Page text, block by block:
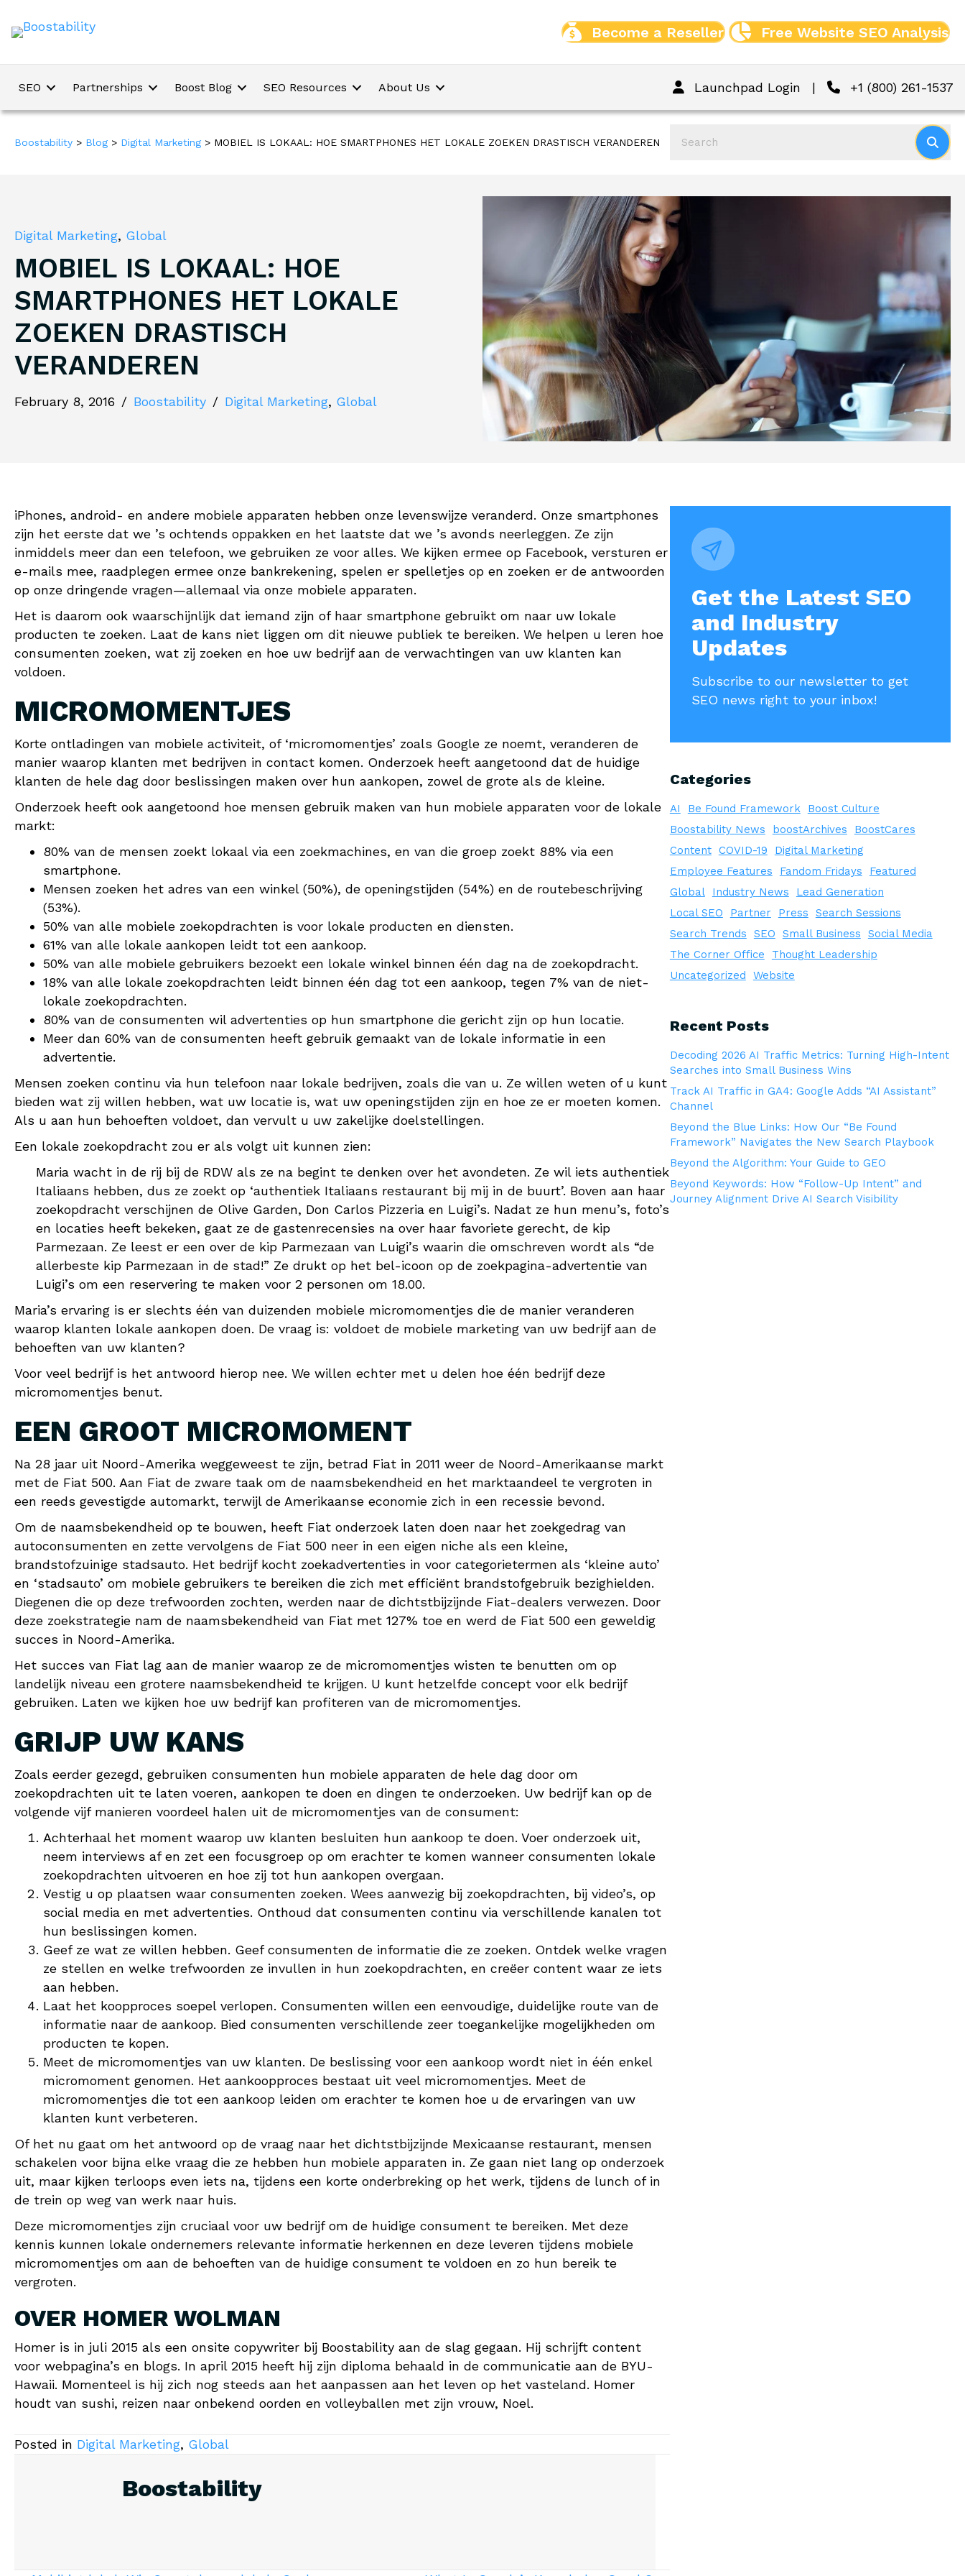
Become a Reseller Free Website SEO Analysis
SEO Partnerships Boost Blog SEO Resources About Us Launchpad Login | +1 (800) 261-1537
Boostability > Blog > Digital Marketing > MOBIEL IS LOKAAL: HOE SMARTPHONES HET LOKALE ZOEKEN DRASTISCH VERANDEREN
Digital Marketing, Global
MOBIEL IS LOKAAL: HOE
SMARTPHONES HET LOKALE
ZOEKEN DRASTISCH
VERANDEREN
February 8, 2016 / Boostability / Digital Marketing, Global
iPhones, android- en andere mobiele apparaten hebben onze levenswijze veranderd. Onze smartphones
zijn het eerste dat we ’s ochtends oppakken en het laatste dat we ’s avonds neerleggen. Ze zijn
inmiddels meer dan een telefoon, we gebruiken ze voor alles. We kijken ermee op Facebook, versturen er
e-mails mee, raadplegen ermee onze bankrekening, spelen er spelletjes op en zoeken er de antwoorden
op onze dringende vragen—allemaal via onze mobiele apparaten.
Het is daarom ook waarschijnlijk dat iemand zijn of haar smartphone gebruikt om naar uw lokale
producten te zoeken. Laat de kans niet liggen om dit nieuwe publiek te bereiken. We helpen u leren hoe
consumenten zoeken, wat zij zoeken en hoe uw bedrijf aan de verwachtingen van uw klanten kan
voldoen.
MICROMOMENTJES
Korte ontladingen van mobiele activiteit, of ‘micromomentjes’ zoals Google ze noemt, veranderen de
manier waarop klanten met bedrijven in contact komen. Onderzoek heeft aangetoond dat de huidige
klanten de hele dag door beslissingen maken over hun aankopen, zowel de grote als de kleine.
Onderzoek heeft ook aangetoond hoe mensen gebruik maken van hun mobiele apparaten voor de lokale
markt:
80% van de mensen zoekt lokaal via een zoekmachines, en van die groep zoekt 88% via een
smartphone.
Mensen zoeken het adres van een winkel (50%), de openingstijden (54%) en de routebeschrijving
(53%).
50% van alle mobiele zoekopdrachten is voor lokale producten en diensten.
61% van alle lokale aankopen leidt tot een aankoop.
50% van alle mobiele gebruikers bezoekt een lokale winkel binnen één dag na de zoekopdracht.
18% van alle lokale zoekopdrachten leidt binnen één dag tot een aankoop, tegen 7% van de niet-
lokale zoekopdrachten.
80% van de consumenten wil advertenties op hun smartphone die gericht zijn op hun locatie.
Meer dan 60% van de consumenten heeft gebruik gemaakt van de lokale informatie in een
advertentie.
Mensen zoeken continu via hun telefoon naar lokale bedrijven, zoals die van u. Ze willen weten of u kunt
bieden wat zij willen hebben, wat uw locatie is, wat uw openingstijden zijn en hoe ze er moeten komen.
Als u aan hun behoeften voldoet, dan vervult u uw zakelijke doelstellingen.
Een lokale zoekopdracht zou er als volgt uit kunnen zien:
Maria wacht in de rij bij de RDW als ze na begint te denken over het avondeten. Ze wil iets authentiek
Italiaans hebben, dus ze zoekt op ‘authentiek Italiaans restaurant bij mij in de buurt’. Boven aan haar
zoekopdracht verschijnen de Olive Garden, Don Carlos Pizzeria en Luigi’s. Nadat ze hun menu’s, foto’s
en locaties heeft bekeken, gaat ze de gastenrecensies na over haar favoriete gerecht, de kip
Parmezaan. Ze leest er een over de kip Parmezaan van Luigi’s waarin die omschreven wordt als “de
allerbeste kip Parmezaan in de stad!” Ze drukt op het bel-icoon op de zoekpagina-advertentie van
Luigi’s om een reservering te maken voor 2 personen om 18.00.
Maria’s ervaring is er slechts één van duizenden mobiele micromomentjes die de manier veranderen
waarop klanten lokale aankopen doen. De vraag is: voldoet de mobiele marketing van uw bedrijf aan de
behoeften van uw klanten?
Voor veel bedrijf is het antwoord hierop nee. We willen echter met u delen hoe één bedrijf deze
micromomentjes benut.
EEN GROOT MICROMOMENT
Na 28 jaar uit Noord-Amerika weggeweest te zijn, betrad Fiat in 2011 weer de Noord-Amerikaanse markt
met de Fiat 500. Aan Fiat de zware taak om de naamsbekendheid en het marktaandeel te vergroten in
een reeds gevestigde automarkt, terwijl de Amerikaanse economie zich in een recessie bevond.
Om de naamsbekendheid op te bouwen, heeft Fiat onderzoek laten doen naar het zoekgedrag van
autoconsumenten en zette vervolgens de Fiat 500 neer in een eigen niche als een kleine,
brandstofzuinige stadsauto. Het bedrijf kocht zoekadvertenties in voor categorietermen als ‘kleine auto’
en ‘stadsauto’ om mobiele gebruikers te bereiken die zich met efficiënt brandstofgebruik bezighielden.
Diegenen die op deze trefwoorden zochten, werden naar de dichtstbijzijnde Fiat-dealers verwezen. Door
deze zoekstrategie nam de naamsbekendheid van Fiat met 127% toe en werd de Fiat 500 een geweldig
succes in Noord-Amerika.
Het succes van Fiat lag aan de manier waarop ze de micromomentjes wisten te benutten om op
landelijk niveau een grotere naamsbekendheid te krijgen. U kunt hetzelfde concept voor elk bedrijf
gebruiken. Laten we kijken hoe uw bedrijf kan profiteren van de micromomentjes.
GRIJP UW KANS
Zoals eerder gezegd, gebruiken consumenten hun mobiele apparaten de hele dag door om
zoekopdrachten uit te laten voeren, aankopen te doen en dingen te onderzoeken. Uw bedrijf kan op de
volgende vijf manieren voordeel halen uit de micromomentjes van de consument:
Achterhaal het moment waarop uw klanten besluiten hun aankoop te doen. Voer onderzoek uit,
neem interviews af en zet een focusgroep op om erachter te komen wanneer consumenten lokale
zoekopdrachten uitvoeren en hoe zij tot hun aankopen overgaan.
Vestig u op plaatsen waar consumenten zoeken. Wees aanwezig bij zoekopdrachten, bij video’s, op
social media en met advertenties. Onthoud dat consumenten continu via verschillende kanalen tot
hun beslissingen komen.
Geef ze wat ze willen hebben. Geef consumenten de informatie die ze zoeken. Ontdek welke vragen
ze stellen en welke trefwoorden ze invullen in hun zoekopdrachten, en creëer content waar ze iets
aan hebben.
Laat het koopproces soepel verlopen. Consumenten willen een eenvoudige, duidelijke route van de
informatie naar de aankoop. Bied consumenten verschillende zeer toegankelijke mogelijkheden om
producten te kopen.
Meet de micromomentjes van uw klanten. De beslissing voor een aankoop wordt niet in één enkel
micromoment genomen. Het aankoopproces bestaat uit veel micromomentjes. Meet de
micromomentjes die tot een aankoop leiden om erachter te komen hoe u de ervaringen van uw
klanten kunt verbeteren.
Of het nu gaat om het antwoord op de vraag naar het dichtstbijzijnde Mexicaanse restaurant, mensen
schakelen voor bijna elke vraag die ze hebben hun mobiele apparaten in. Ze gaan niet lang op onderzoek
uit, maar kijken terloops even iets na, tijdens een korte onderbreking op het werk, tijdens de lunch of in
de trein op weg van werk naar huis.
Deze micromomentjes zijn cruciaal voor uw bedrijf om de huidige consument te bereiken. Met deze
kennis kunnen lokale ondernemers relevante informatie herkennen en deze leveren tijdens mobiele
micromomentjes om aan de behoeften van de huidige consument te voldoen en zo hun bereik te
vergroten.
OVER HOMER WOLMAN
Homer is in juli 2015 als een onsite copywriter bij Boostability aan de slag gegaan. Hij schrijft content
voor webpagina’s en blogs. In april 2015 heeft hij zijn diploma behaald in de communicatie aan de BYU-
Hawaii. Momenteel is hij zich nog steeds aan het aanpassen aan het leven op het vasteland. Homer
houdt van sushi, reizen naar onbekend oorden en volleyballen met zijn vrouw, Noel.
Posted in Digital Marketing, Global
Boostability
Get the Latest SEO
and Industry
Updates
Subscribe to our newsletter to get
SEO news right to your inbox!
Categories
AI Be Found Framework
Boost Culture
Boostability News
boostArchives
BoostCares
Content COVID-19
Digital Marketing
Employee Features
Fandom Fridays
Featured
Global
Industry News
Lead Generation
Local SEO
Partner Press
Search Sessions
Search Trends
SEO Small Business
Social Media
The Corner Office
Thought Leadership
Uncategorized
Website
Recent Posts
Decoding 2026 AI Traffic Metrics: Turning High-Intent
Searches into Small Business Wins
Track AI Traffic in GA4: Google Adds “AI Assistant”
Channel
Beyond the Blue Links: How Our “Be Found
Framework” Navigates the New Search Playbook
Beyond the Algorithm: Your Guide to GEO
Beyond Keywords: How “Follow-Up Intent” and
Journey Alignment Drive AI Search Visibility